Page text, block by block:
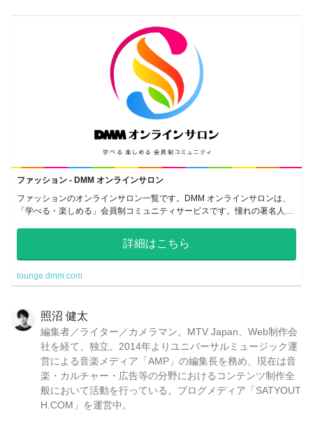
ファッション - DMM オンラインサロン
ファッションのオンラインサロン一覧です。DMM オンラインサロンは、
「学べる・楽しめる」会員制コミュニティサービスです。憧れの著名人や
詳細はこちら
lounge.dmm.com
照沼 健太
編集者／ライター／カメラマン。MTV Japan、Web制作会
社を経て、独立。2014年よりユニバーサルミュージック運
営による音楽メディア「AMP」の編集長を務め、現在は音
楽・カルチャー・広告等の分野におけるコンテンツ制作全
般において活動を行っている。ブログメディア「SATYOUT
H.COM」を運営中。